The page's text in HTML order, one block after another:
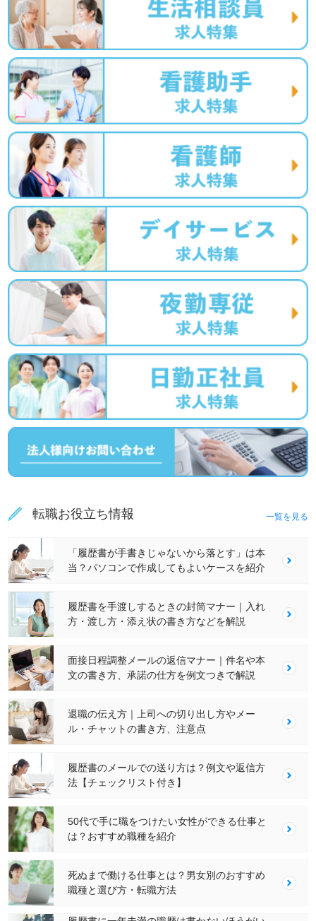
転職お役立ち情報 一覧を見る
「履歴書が手書きじゃないから落とす」は本
当？パソコンで作成してもよいケースを紹介
履歴書を手渡しするときの封筒マナー｜入れ
方・渡し方・添え状の書き方などを解説
面接日程調整メールの返信マナー｜件名や本
文の書き方、承諾の仕方を例文つきで解説
退職の伝え方｜上司への切り出し方やメー
ル・チャットの書き方、注意点
履歴書のメールでの送り方は？例文や返信方
法【チェックリスト付き】
50代で手に職をつけたい女性ができる仕事と
は？おすすめ職種を紹介
死ぬまで働ける仕事とは？男女別のおすすめ
職種と選び方・転職方法